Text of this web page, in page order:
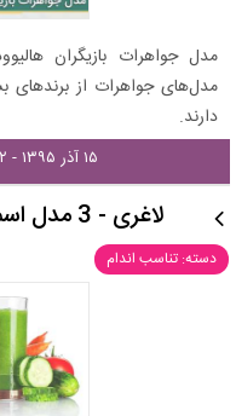
مدل جواهرات بازیگران
مدل‌های جواهرات از برندهای
دارند.
۱۵ آذر ۱۳۹۵ - ۰۶:۴۲
لاغری - 3 مدل اسموتی عالی برای کاهش وزن
دسته: تناسب اندام